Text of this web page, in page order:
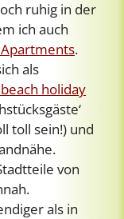
ruhig in der
ich auch
.
als
holiday
toll sein!) und
von
als in